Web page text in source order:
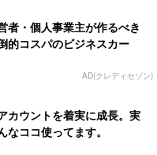
者・個人事業主が作るべき
的コスパのビジネスカー
AD(クレディセゾン)
カウントを着実に成長。実
なココ使ってます。